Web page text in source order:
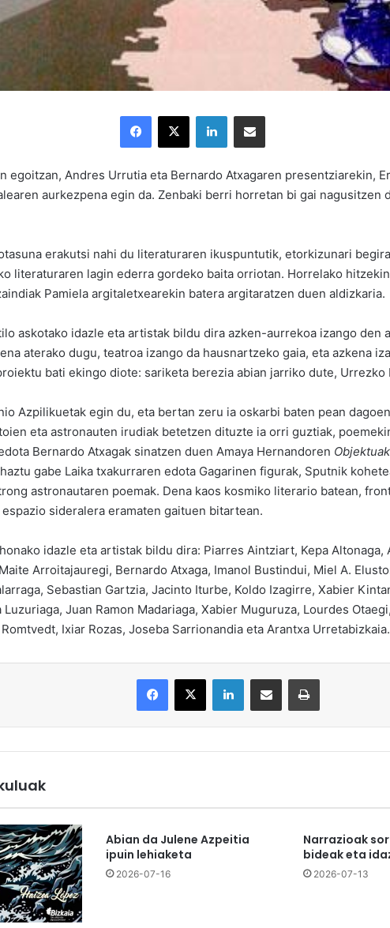
egoitzan, Andres Urrutia eta Bernardo Atxagaren presentziarekin,
aurkezpena egin da. Zenbaki berri horretan bi gai nagusitzen
erakutsi nahi du literaturaren ikuspuntutik, etorkizunari
literaturaren lagin ederra gordeko baita orriotan. Horrelako
Pamiela argitaletxearekin batera argitaratzen duen aldizkaria.
askotako idazle eta artistak bildu dira azken-aurrekoa izango den
aterako dugu, teatroa izango da hausnartzeko gaia, eta azkena
bati ekingo diote: sariketa berezia abian jarriko dute, Urrezko
Azpilikuetak egin du, eta bertan zeru ia oskarbi baten pean
eta astronauten irudiak betetzen dituzte ia orri guztiak,
Bernardo Atxagak sinatzen duen Amaya Hernandoren Objektuak
gabe Laika txakurraren edota Gagarinen figurak, Sputnik
astronautaren poemak. Dena kaos kosmiko literario batean,
sideralera eramaten gaituen bitartean.
idazle eta artistak bildu dira: Piarres Aintziart, Kepa Altonaga,
Arroitajauregi, Bernardo Atxaga, Imanol Bustindui, Miel A.
Sebastian Gartzia, Jacinto Iturbe, Koldo Izagirre, Xabier
Luzuriaga, Juan Ramon Madariaga, Xabier Muguruza, Lourdes
Ixiar Rozas, Joseba Sarrionandia eta Arantxa Urretabizkaia.
Abian da Julene Azpeitia
ipuin lehiaketa
2026-07-16
Narrazioak
bideak eta
2026-07-13